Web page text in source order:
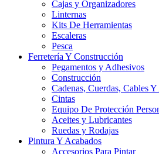
Cajas y Organizadores
Linternas
Kits De Herramientas
Escaleras
Pesca
Ferretería Y Construcción
Pegamentos y Adhesivos
Construcción
Cadenas, Cuerdas, Cables
Cintas
Equipo De Protección
Aceites y Lubricantes
Ruedas y Rodajas
Pintura Y Acabados
Accesorios Para Pintar